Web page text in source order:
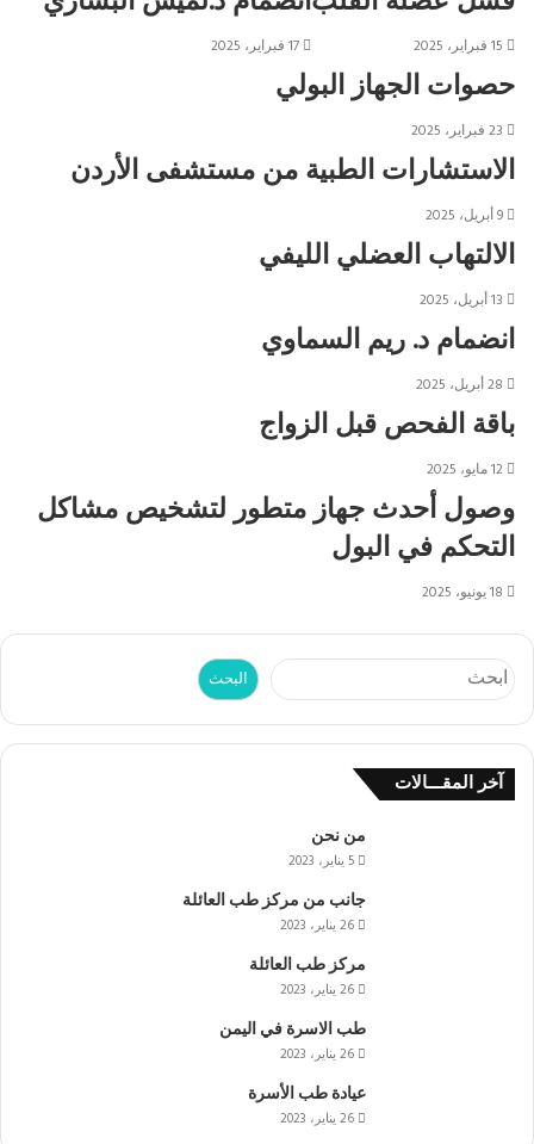
15 فبراير، 2025 17 فبراير، 2025
حصوات الجهاز البولي
23 فبراير، 2025
الاستشارات الطبية من مستشفى الأردن
9 أبريل، 2025
الالتهاب العضلي الليفي
13 أبريل، 2025
انضمام د. ريم السماوي
28 أبريل، 2025
باقة الفحص قبل الزواج
12 مايو، 2025
وصول أحدث جهاز متطور لتشخيص مشاكل
التحكم في البول
18 يونيو، 2025
البحث البحث
آخر المقـــالات
من نحن
5 يناير، 2023
جانب من مركز طب العائلة
26 يناير، 2023
مركز طب العائلة
26 يناير، 2023
طب الاسرة في اليمن
26 يناير، 2023
عيادة طب الأسرة
26 يناير، 2023